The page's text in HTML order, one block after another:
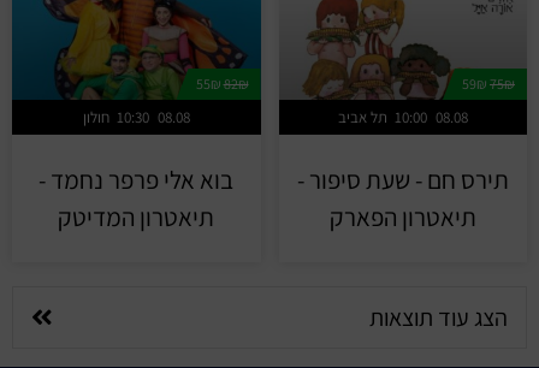
75₪
תל אביב 10:00 08.08
תירס חם - שעת סיפור -
תיאטרון הפארק
82₪
55₪
חולון 10:30 08.08
בוא אלי פרפר נחמד -
תיאטרון המדיטק
הצג עוד תוצאות